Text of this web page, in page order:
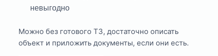
невыгодно
Можно без готового ТЗ, достаточно описать
объект и приложить документы, если они есть.